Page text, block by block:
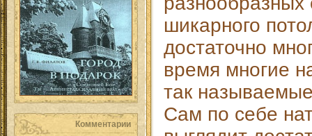
Комментарии
шикарного
достаточно
время многие
так
Сам по себе